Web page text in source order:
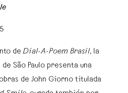
de Dial-A-Poem Brasil, la
São Paulo presenta una
de John Giorno titulada